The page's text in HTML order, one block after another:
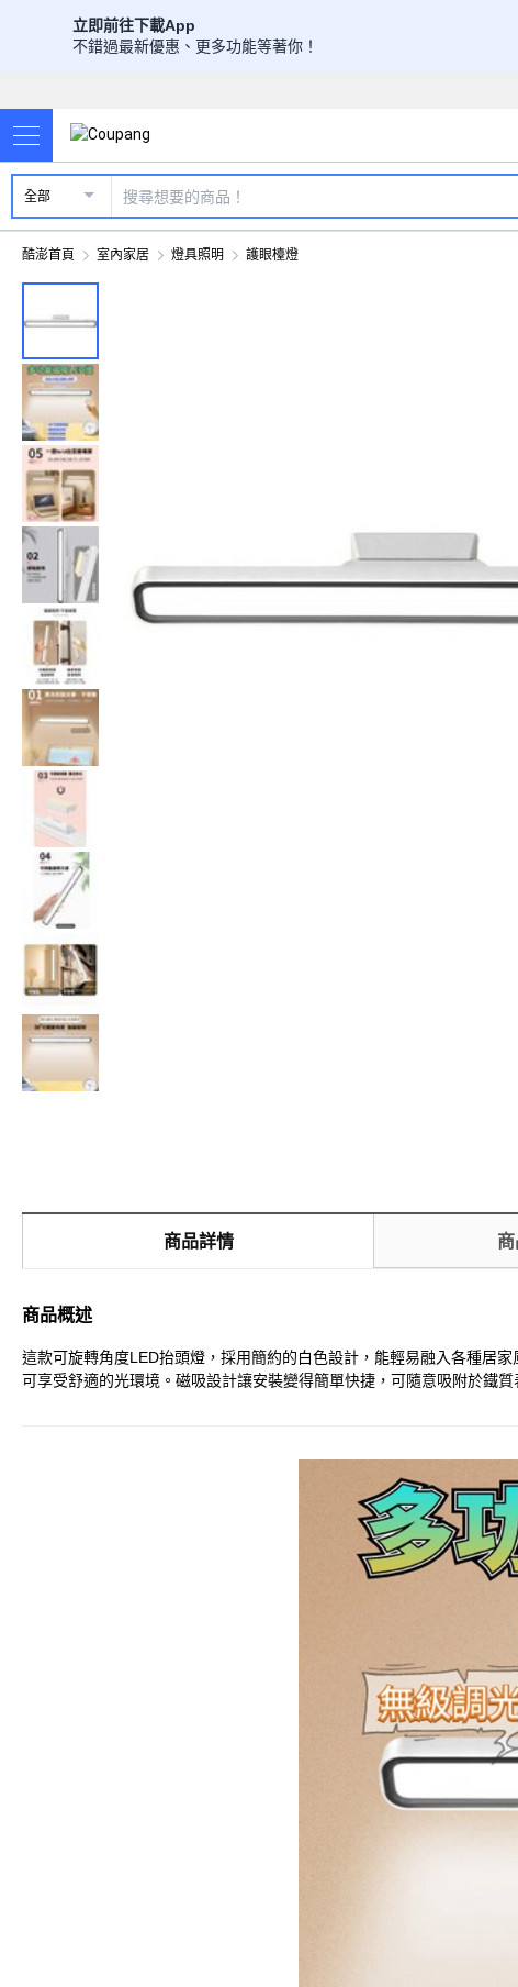
立即前往下載App
不錯過最新優惠、更多功能等著你！
全部
酷澎首頁 室內家居 燈具照明 護眼檯燈
商品詳情
商品概述
這款可旋轉角度LED抬頭燈，採用簡約的白色設計，能輕易融入各種居
可享受舒適的光環境。磁吸設計讓安裝變得簡單快捷，可隨意吸附於鐵